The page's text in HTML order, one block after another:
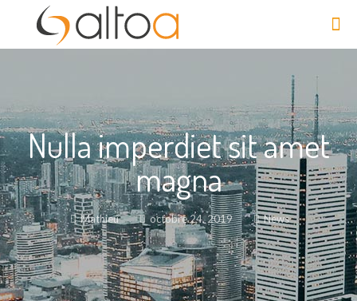
Nulla imperdiet sit amet
magna
Mathieu octobre 24, 2019 News